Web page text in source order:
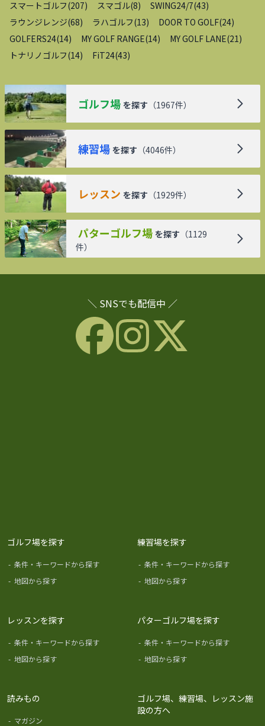
スマートゴルフ(207) スマゴル(8) SWING24/7(43)
ラウンジレンジ(68) ラハゴルフ(13) DOOR TO GOLF(24)
GOLFERS24(14) MY GOLF RANGE(14) MY GOLF LANE(21 )
トナリノゴルフ(14) FiT24(43)
ゴルフ場 を探す （1967件）
練習場 を探す （4046件）
レッスン を探す （1929件）
パターゴルフ場 を探す （1129
件）
＼ SNSでも配信中 ／
ゴルフ場を探す
- 条件・キーワードから探す
- 地図から探す
練習場を探す
- 条件・キーワードから探す
- 地図から探す
レッスンを探す
- 条件・キーワードから探す
- 地図から探す
パターゴルフ場を探す
- 条件・キーワードから探す
- 地図から探す
読みもの
- マガジン
ゴルフ場、練習場、レッスン施
設の方へ